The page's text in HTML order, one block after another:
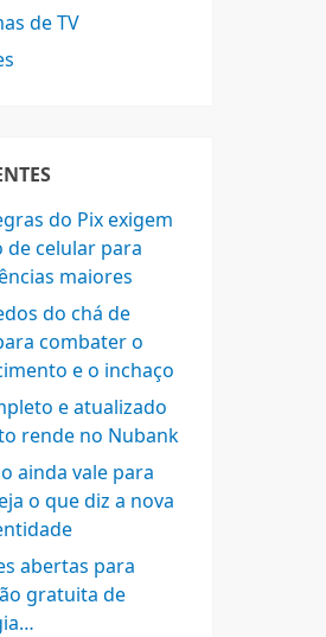
de TV
do Pix exigem
de celular para
maiores
do chá de
combater o
e o inchaço
e atualizado
rende no Nubank
ainda vale para
o que diz a nova
abertas para
gratuita de